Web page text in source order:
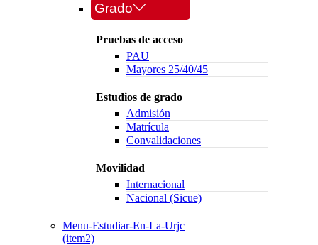
Grado
Pruebas de acceso
PAU
Mayores 25/40/45
Estudios de grado
Admisión
Matrícula
Convalidaciones
Movilidad
Internacional
Nacional (Sicue)
Menu-Estudiar-En-La-Urjc
(item2)